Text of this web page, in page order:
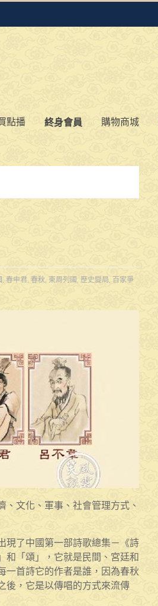
點播 終身會員 購物商城
, 春申君, 春秋, 東周列國 , 歷史變局, 百家爭
文化、軍事、社會管理方式、
現了中國第一部詩歌總集－《詩
和「頌」，它就是民間、宮廷和
一首詩它的作者是誰，因為春秋
後，它是以傳唱的方式來流傳